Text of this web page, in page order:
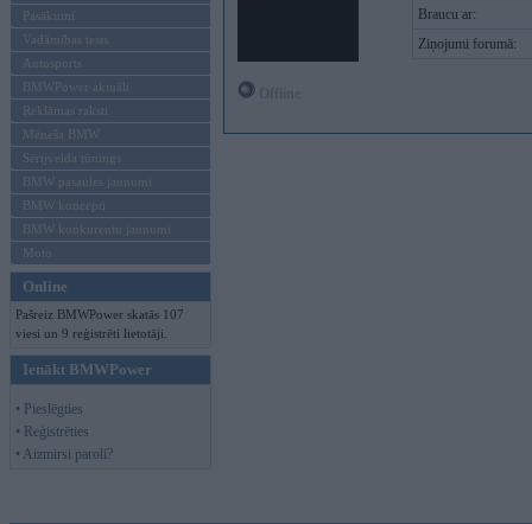
Pasākumi
Vadāmības tests
Autosports
BMWPower aktuāli
Reklāmas raksti
Mēneša BMW
Sērijveida tūnings
BMW pasaules jaunumi
BMW koncepti
BMW konkurentu jaunumi
Moto
Online
Pašreiz BMWPower skatās 107
viesi un 9 reģistrēti lietotāji.
Ienākt BMWPower
• Pieslēgties
• Reģistrēties
• Aizmirsi paroli?
Braucu ar:
Ziņojumi forumā: